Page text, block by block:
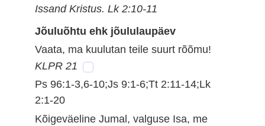
Issand Kristus. Lk 2:10-11
Jõuluõhtu ehk jõululaupäev
Vaata, ma kuulutan teile suurt rõõmu!
KLPR 21
Ps 96:1-3,6-10;Js 9:1-6;Tt 2:11-14;Lk
2:1-20
Kõigeväeline Jumal, valguse Isa, me